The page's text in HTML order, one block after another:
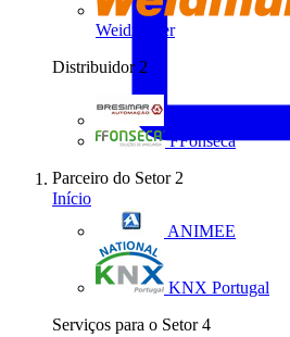
Weidmüller
Distribuidor 2
FFonseca
Parceiro do Setor 2
ANIMEE
KNX Portugal
Serviços para o Setor 4
Início